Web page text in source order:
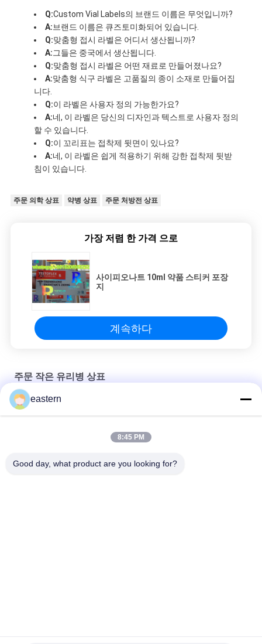
Q:Custom Vial Labels의 브랜드 이름은 무엇입니까?
A:브랜드 이름은 큐즈토미화되어 있습니다.
Q:맞춤형 접시 라벨은 어디서 생산됩니까?
A:그들은 중국에서 생산됩니다.
Q:맞춤형 접시 라벨은 어떤 재료로 만들어졌나요?
A:맞춤형 식구 라벨은 고품질의 종이 소재로 만들어집
니다.
Q:이 라벨은 사용자 정의 가능한가요?
A:네, 이 라벨은 당신의 디자인과 텍스트로 사용자 정의
할 수 있습니다.
Q:이 꼬리표는 접착제 뒷면이 있나요?
A:네, 이 라벨은 쉽게 적용하기 위해 강한 접착제 뒷받
침이 있습니다.
주문 의학 상표 약병 상표 주문 처방전 상표
가장 저렴 한 가격 으로
사이피오나트 10ml 약품 스티커 포장
지
계속하다
주문 작은 유리병 상표
Sus 250 10ml 유리 바이알 라벨
10ml 병용 맞춤형 인쇄 스티커 개인화된 라벨
금색 로고
eastern
8:45 PM
Good day, what product are you looking for?